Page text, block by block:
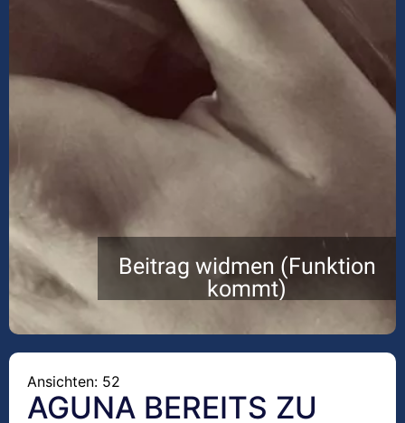
Beitrag widmen (Funktion
kommt)
Ansichten: 52
AGUNA BEREITS ZU